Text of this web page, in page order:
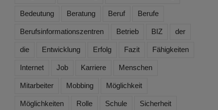
Bedeutung Beratung Beruf Berufe
Berufsinformationszentren Betrieb BIZ der
die Entwicklung Erfolg Fazit Fähigkeiten
Internet Job Karriere Menschen
Mitarbeiter Mobbing Möglichkeit
Möglichkeiten Rolle Schule Sicherheit